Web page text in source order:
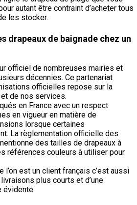
autant être contraint d’acheter tous
les stocker.
drapeaux de baignade chez un
officiel de nombreuses mairies et
décennies. Ce partenariat
officielles repose sur la
de nos services.
en France avec un respect
en vigueur en matière de
lorsque certaines
La règlementation officielle des
des tailles de drapeaux à
références couleurs à utiliser pour
l’on est un client français c’est aussi
plus courts et d’une
évidente.